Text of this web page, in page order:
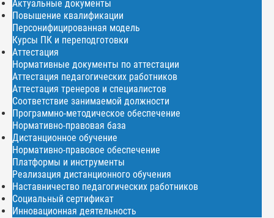
Актуальные документы
Повышение квалификации
Персонифицированная модель
Курсы ПК и переподготовки
Аттестация
Нормативные документы по аттестации
Аттестация педагогических работников
Аттестация тренеров и специалистов
Соответствие занимаемой должности
Программно-методическое обеспечение
Нормативно-правовая база
Дистанционное обучение
Нормативно-правовое обеспечение
Платформы и инструменты
Реализация дистанционного обучения
Наставничество педагогических работников
Социальный сертификат
Инновационная деятельность